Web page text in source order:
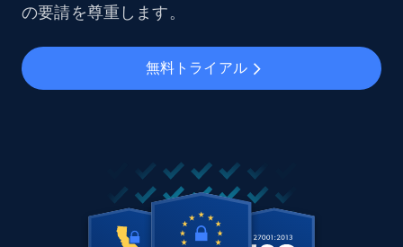
の要請を尊重します。
無料トライアル